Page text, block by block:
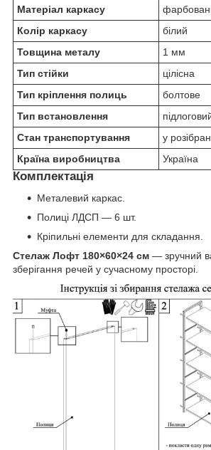
Матеріал каркасу
Колір каркасу
білий
Товщина металу
1 мм
Тип стійки
цілісна
Тип кріплення полиць
болтове
Тип встановлення
Стан транспортування
у
Країна виробництва
Україна
Комплектація
Металевий каркас.
Полиці ЛДСП — 6 шт.
Кріпильні елементи для складання.
Стелаж Лофт 180×60×24 см — зручний
зберігання речей у сучасному просторі.